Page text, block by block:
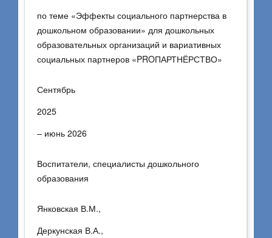
по теме «Эффекты социального партнерства в
дошкольном образовании» для дошкольных
образовательных организаций и вариативных
социальных партнеров «PROПАРТНЁРСТВО»
Сентябрь
2025
– июнь 2026
Воспитатели, специалисты дошкольного
образования
Янковская В.М.,
Деркунская В.А.,